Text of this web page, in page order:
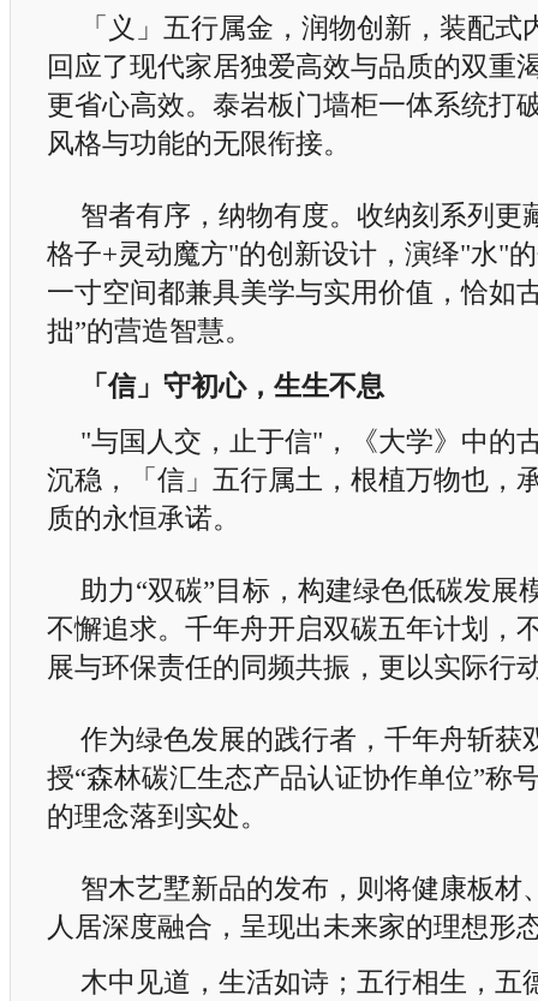
「义」五行属金，润物创新，装配式
回应了现代家居独爱高效与品质的双重
更省心高效。泰岩板门墙柜一体系统打
风格与功能的无限衔接。
智者有序，纳物有度。收纳刻系列更
格子+灵动魔方"的创新设计，演绎"水"
一寸空间都兼具美学与实用价值，恰如
拙”的营造智慧。
「信」守初心，生生不息
"与国人交，止于信"，《大学》中的
沉稳，「信」五行属土，根植万物也，
质的永恒承诺。
助力“双碳”目标，构建绿色低碳发展
不懈追求。千年舟开启双碳五年计划，
展与环保责任的同频共振，更以实际行
作为绿色发展的践行者，千年舟斩获
授“森林碳汇生态产品认证协作单位”称
的理念落到实处。
智木艺墅新品的发布，则将健康板材
人居深度融合，呈现出未来家的理想形
木中见道，生活如诗；五行相生，五